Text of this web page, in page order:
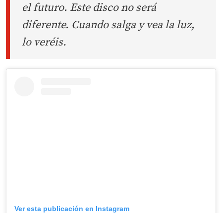
el futuro. Este disco no será
diferente. Cuando salga y vea la luz,
lo veréis.
Ver esta publicación en Instagram